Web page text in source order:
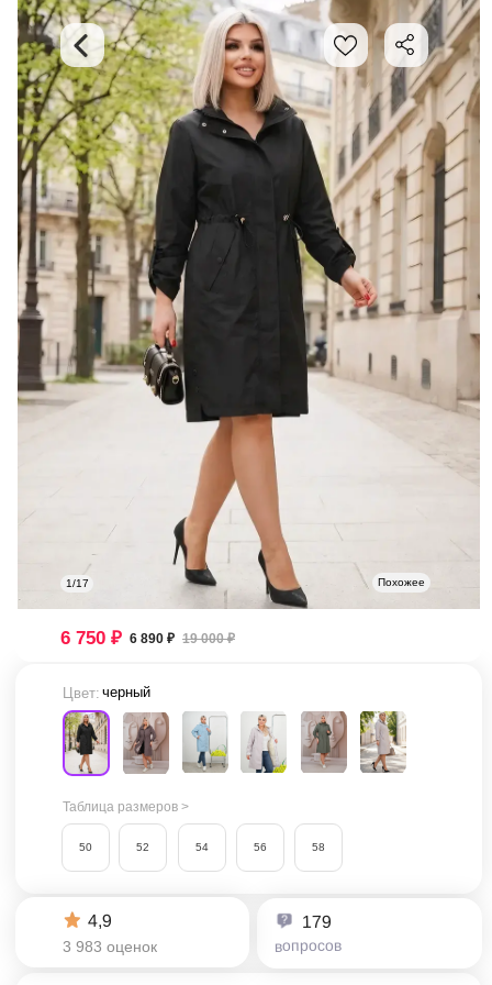
Таблица размеров >
50 52 54 56 58
Цвет: черный
1/17 Похожее
3 983 оценок
4,9
вопросов
179
6 890 ₽
6 750 ₽ 19 000 ₽